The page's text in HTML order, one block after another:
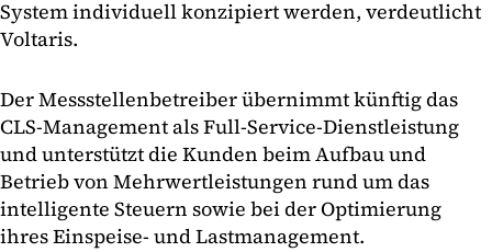
System individuell konzipiert werden, verdeutlicht
Voltaris.
Der Messstellenbetreiber übernimmt künftig das
CLS-Management als Full-Service-Dienstleistung
und unterstützt die Kunden beim Aufbau und
Betrieb von Mehrwertleistungen rund um das
intelligente Steuern sowie bei der Optimierung
ihres Einspeise- und Lastmanagement.